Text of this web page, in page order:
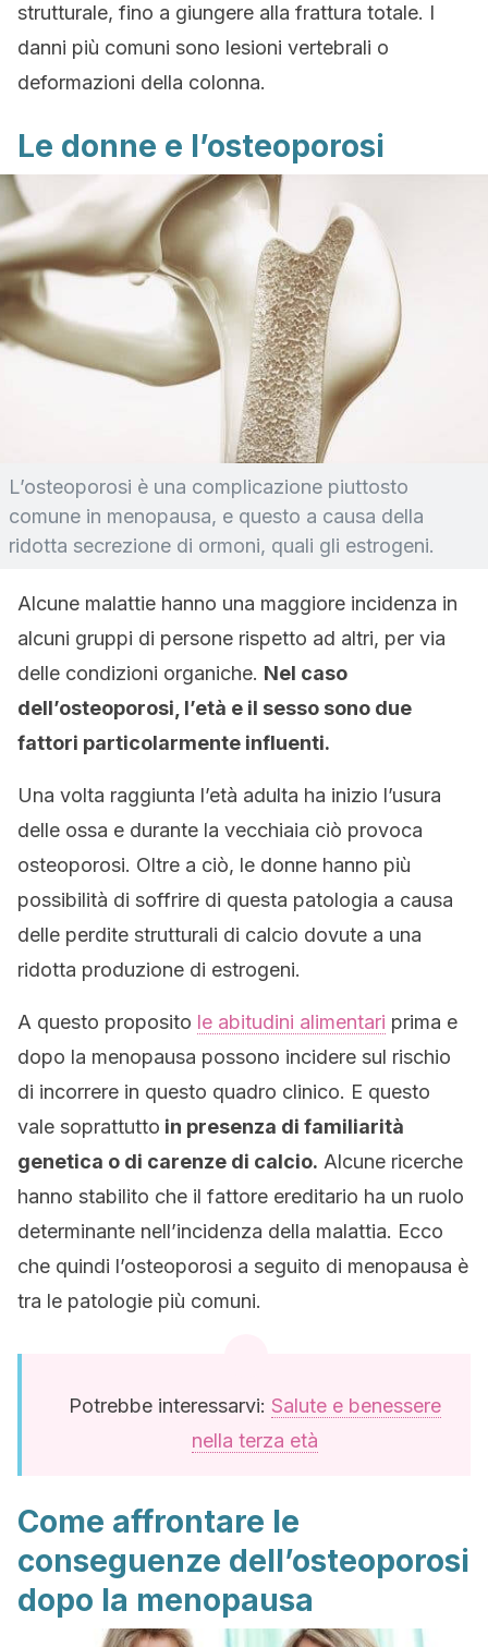
strutturale, fino a giungere alla frattura totale. I
danni più comuni sono lesioni vertebrali o
deformazioni della colonna.
Le donne e l’osteoporosi
L’osteoporosi è una complicazione piuttosto
comune in menopausa, e questo a causa della
ridotta secrezione di ormoni, quali gli estrogeni.
Alcune malattie hanno una maggiore incidenza in
alcuni gruppi di persone rispetto ad altri, per via
delle condizioni organiche. Nel caso
dell’osteoporosi, l’età e il sesso sono due
fattori particolarmente influenti.
Una volta raggiunta l’età adulta ha inizio l’usura
delle ossa e durante la vecchiaia ciò provoca
osteoporosi. Oltre a ciò, le donne hanno più
possibilità di soffrire di questa patologia a causa
delle perdite strutturali di calcio dovute a una
ridotta produzione di estrogeni.
A questo proposito le abitudini alimentari prima e
dopo la menopausa possono incidere sul rischio
di incorrere in questo quadro clinico. E questo
vale soprattutto in presenza di familiarità
genetica o di carenze di calcio. Alcune ricerche
hanno stabilito che il fattore ereditario ha un ruolo
determinante nell’incidenza della malattia. Ecco
che quindi l’osteoporosi a seguito di menopausa è
tra le patologie più comuni.
Potrebbe interessarvi: Salute e benessere
nella terza età
Come affrontare le
conseguenze dell’osteoporosi
dopo la menopausa